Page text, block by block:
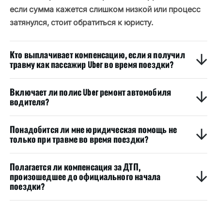
если сумма кажется слишком низкой или процесс
затянулся, стоит обратиться к юристу.
Кто выплачивает компенсацию, если я получил
травму как пассажир Uber во время поездки?
Включает ли полис Uber ремонт автомобиля
водителя?
Понадобится ли мне юридическая помощь не
только при травме во время поездки?
Полагается ли компенсация за ДТП,
произошедшее до официального начала
поездки?